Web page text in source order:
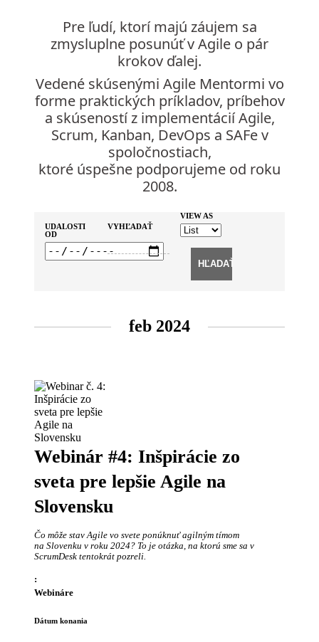
Pre ľudí, ktorí majú záujem sa
zmysluplne posunúť v Agile o pár
krokov ďalej.
Vedené skúsenými Agile Mentormi vo
forme praktických príkladov, príbehov
a skúseností z implementácií Agile,
Scrum, Kanban, DevOps a SAFe v
spoločnostiach,
ktoré úspešne podporujeme od roku
2008.
Events
Search
and
Search
UDALOSTI
OD
VYHĽADAŤ
Views
Navigation
VIEW AS
feb 2024
Webinár #4: Inšpirácie zo
sveta pre lepšie Agile na
Slovensku
Čo môže stav Agile vo svete ponúknuť agilným tímom
na Slovenku v roku 2024? To je otázka, na ktorú sme sa v
ScrumDesk tentokrát pozreli.
:
Webináre
Dátum konania